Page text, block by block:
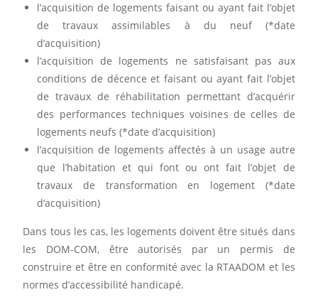
l’acquisition de logements faisant ou ayant fait l’objet
de travaux assimilables à du neuf (*date
d’acquisition)
l’acquisition de logements ne satisfaisant pas aux
conditions de décence et faisant ou ayant fait l’objet
de travaux de réhabilitation permettant d’acquérir
des performances techniques voisines de celles de
logements neufs (*date d’acquisition)
l’acquisition de logements affectés à un usage autre
que l’habitation et qui font ou ont fait l’objet de
travaux de transformation en logement (*date
d’acquisition)
Dans tous les cas, les logements doivent être situés dans
les DOM-COM, être autorisés par un permis de
construire et être en conformité avec la RTAADOM et les
normes d’accessibilité handicapé.